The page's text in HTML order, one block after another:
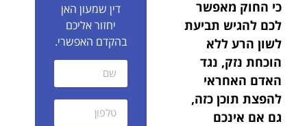
כי החוק מאפשר
לכם להגיש תביעת
לשון הרע ללא
הוכחת נזק, נגד
האדם האחראי
להפצת תוכן כזה,
גם אם אינכם
דין שמעון האן
יחזור אליכם
בהקדם האפשרי.